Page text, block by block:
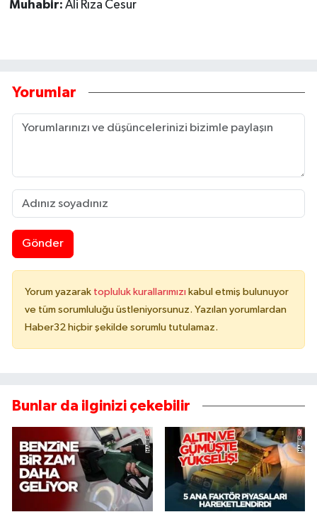
Muhabir: Ali Rıza Cesur
Yorumlar
Gönder
Yorum yazarak topluluk kurallarımızı kabul etmiş bulunuyor
ve tüm sorumluluğu üstleniyorsunuz. Yazılan yorumlardan
Haber32 hiçbir şekilde sorumlu tutulamaz.
Bunlar da ilginizi çekebilir